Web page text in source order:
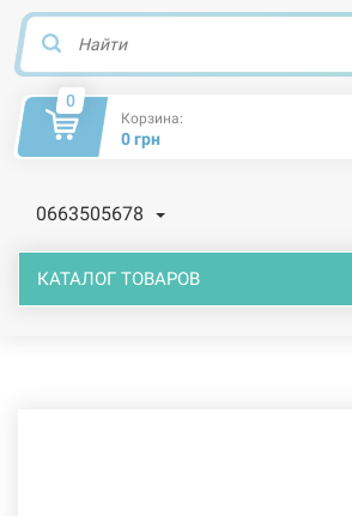
0
Корзина:
0 грн
0663505678
КАТАЛОГ ТОВАРОВ